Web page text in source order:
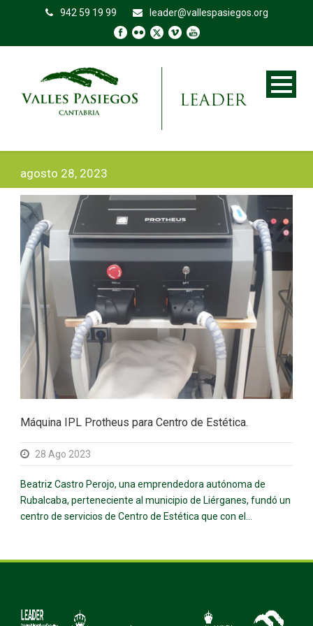
942 59 19 99 leader@vallespasiegos.org
agosto 28, 2023
Máquina IPL Protheus para Centro de Estética.
28 Ago 2023
Beatriz Castro Perojo, una emprendedora autónoma de
Rubalcaba, perteneciente al municipio de Liérganes, fundó un
centro de servicios de Centro de Estética que con el...